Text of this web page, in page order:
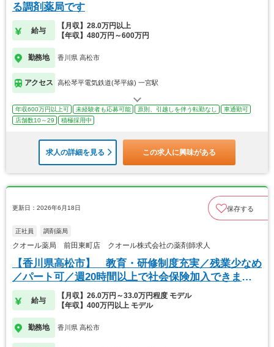
る調剤薬局です
給与
【月収】28.0万円以上
【年収】480万円～600万円
勤務地 香川県 高松市
アクセス 高松琴平電気鉄道(琴平線) 一宮駅
年収600万円以上可 未経験者も応募可能 原則、引越しを伴う転勤なし
車通勤可
店舗数10～29
積極採用中
求人の詳細を見る この求人に興味がある
更新日：2026年6月18日 保存する
正社員 調剤薬局
クオール薬局 前田東町店 クオール株式会社の薬剤師求人
【香川県高松市】 教育・研修制度充実／残業少なめ
／パート可／週20時間以上で社会保険加入できま
す！
給与
【月収】26.0万円～33.0万円程度 モデル
【年収】400万円以上 モデル
勤務地 香川県 高松市